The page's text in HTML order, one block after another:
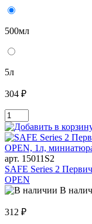
500мл
5л
304 ₽
арт. 15011S2
SAFE Series 2
OPEN
В
312 ₽